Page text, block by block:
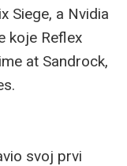
Siege, a Nvidia
koje Reflex
at Sandrock,
svoj prvi